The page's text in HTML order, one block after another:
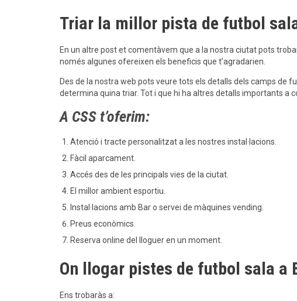
Triar la millor pista de futbol
En un altre post et comentàvem que a la nostra ciutat pots
només algunes ofereixen els beneficis que t’agradarien.
Des de la nostra web pots veure tots els detalls dels camps de
determina quina triar. Tot i que hi ha altres detalls importants a
A CSS t’oferim:
Atenció i tracte personalitzat a les nostres instal·lacions.
Fàcil aparcament.
Accés des de les principals vies de la ciutat.
El millor ambient esportiu.
Instal·lacions amb Bar o servei de màquines vending.
Preus econòmics.
Reserva online del lloguer en un moment.
On llogar pistes de futbol sala a
Ens trobaràs a: